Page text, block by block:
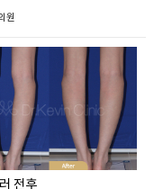
원
전후